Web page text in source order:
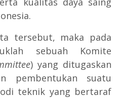
tersebut, maka pada
sebuah Komite
) yang ditugaskan
pembentukan suatu
teknik yang bertaraf